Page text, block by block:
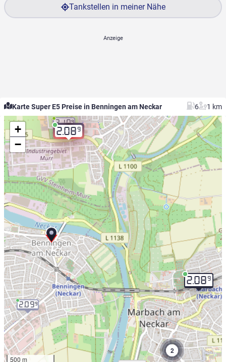
Tankstellen in meiner Nähe
Karte Super E5 Preise in Benningen am Neckar 6 1 km
2.089
2.089
2.109
2.099
2
+
−
500 m